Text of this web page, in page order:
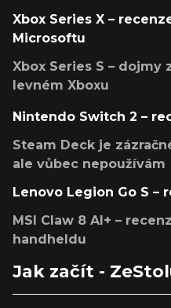
Xbox Series X –
Microsoftu
Xbox Series S – dojmy
levném Xboxu
Nintendo Switch 2 –
Steam Deck je
ale vůbec nepoužívám
Lenovo Legion Go S –
MSI Claw 8 AI+ –
handheldu
Jak začít -